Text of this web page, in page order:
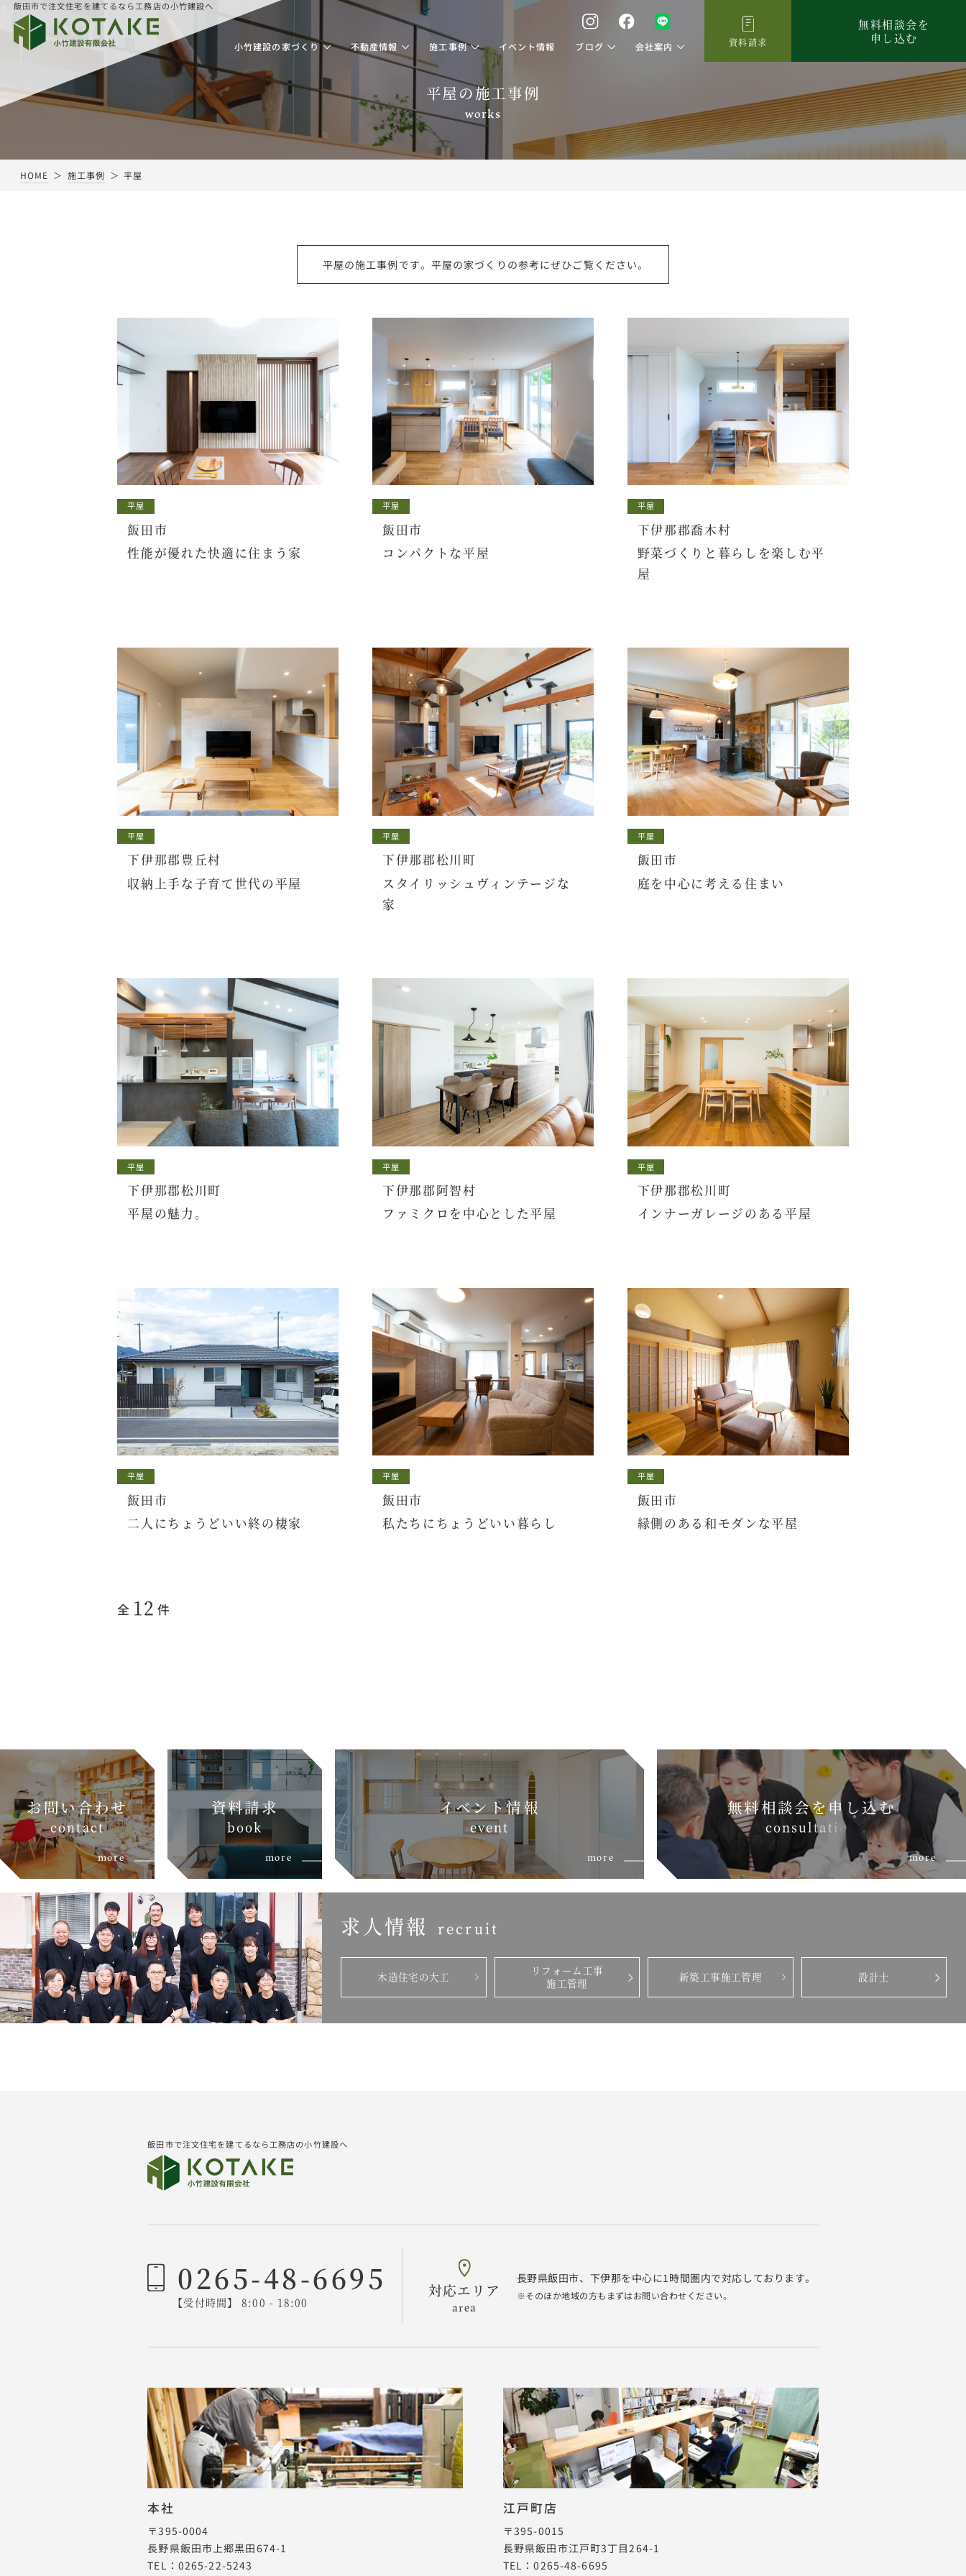
飯田市で注文住宅を建てるなら工務店の小竹建設へ
小竹建設の家づくり 不動産情報 施工事例 イベント情報 ブログ 会社案内 資料請求
無料相談会を
申し込む
平屋の施工事例
works
HOME 施工事例 平屋
平屋の施工事例です。平屋の家づくりの参考にぜひご覧ください。
平屋
飯田市
性能が優れた快適に住まう家
平屋
飯田市
コンパクトな平屋
平屋
下伊那郡喬木村
野菜づくりと暮らしを楽しむ平
屋
平屋
下伊那郡豊丘村
収納上手な子育て世代の平屋
平屋
下伊那郡松川町
スタイリッシュヴィンテージな
家
平屋
飯田市
庭を中心に考える住まい
平屋
下伊那郡松川町
平屋の魅力。
平屋
下伊那郡阿智村
ファミクロを中心とした平屋
平屋
下伊那郡松川町
インナーガレージのある平屋
平屋
飯田市
二人にちょうどいい終の棲家
平屋
飯田市
私たちにちょうどいい暮らし
平屋
飯田市
縁側のある和モダンな平屋
全 12 件
お問い合わせ
contact
more
資料請求
book
more
イベント情報
event
more
無料相談会を申し込む
consultati o
more
求人情報 recruit
木造住宅の大工
リフォーム工事
施工管理
新築工事施工管理 設計士
飯田市で注文住宅を建てるなら工務店の小竹建設へ
0265-48-6695
【受付時間】 8:00 - 18:00
対応エリア
area
長野県飯田市、下伊那を中心に1時間圏内で対応しております。
そのほか地域の方もまずはお問い合わせください。
本社
〒395-0004
長野県飯田市上郷黒田674-1
TEL：0265-22-5243
江戸町店
〒395-0015
長野県飯田市江戸町3丁目264-1
TEL：0265-48-6695